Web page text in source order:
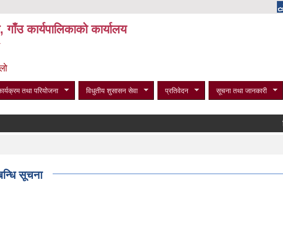
कार्यपालिकाको कार्यालय
तथा परियोजना विधुतीय शुसासन सेवा प्रतिवेदन सूचना तथा जानकारी
सूचना